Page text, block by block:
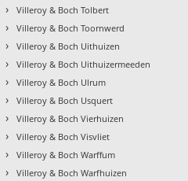
› Villeroy & Boch Tolbert
› Villeroy & Boch Toornwerd
› Villeroy & Boch Uithuizen
› Villeroy & Boch Uithuizermeeden
› Villeroy & Boch Ulrum
› Villeroy & Boch Usquert
› Villeroy & Boch Vierhuizen
› Villeroy & Boch Visvliet
› Villeroy & Boch Warffum
› Villeroy & Boch Warfhuizen